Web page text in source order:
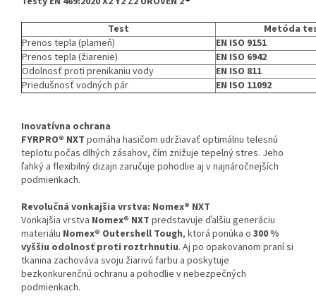
Test
Metóda
Prenos tepla (plameň)
EN ISO 9151
Prenos tepla (žiarenie)
EN ISO 6942
Odolnosť proti prenikaniu vody
EN ISO 811
Priedušnosť vodných pár
EN ISO 11092
Inovatívna ochrana
FYRPRO® NXT pomáha hasičom udržiavať optimálnu telesnú
teplotu počas dlhých zásahov, čím znižuje tepelný stres. Jeho
ľahký a flexibilný dizajn zaručuje pohodlie aj v najnáročnejších
podmienkach.
Revolučná vonkajšia vrstva: Nomex® NXT
Vonkajšia vrstva Nomex® NXT predstavuje ďalšiu generáciu
materiálu Nomex® Outershell Tough, ktorá ponúka o 300 %
vyššiu odolnosť proti roztrhnutiu. Aj po opakovanom praní si
tkanina zachováva svoju žiarivú farbu a poskytuje
bezkonkurenčnú ochranu a pohodlie v nebezpečných
podmienkach.